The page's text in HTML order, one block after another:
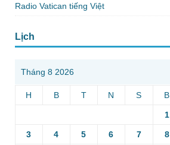
Radio Vatican tiếng Việt
Lịch
Tháng 8 2026
H B T N S B
1
3 4 5 6 7 8